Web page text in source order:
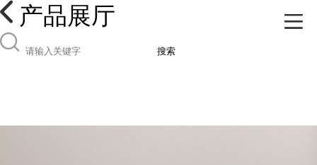
产品展厅
搜索